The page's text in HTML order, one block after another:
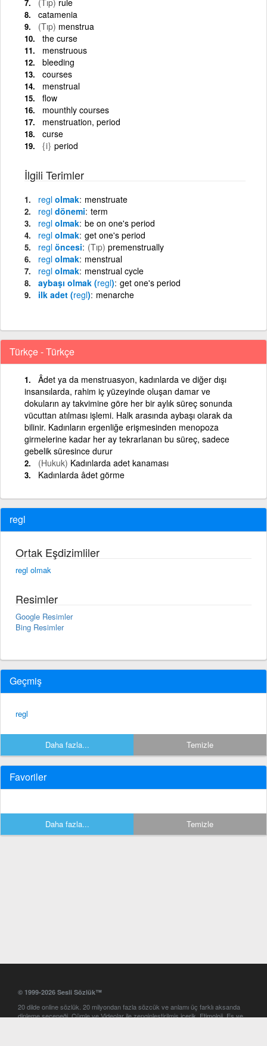
catamenia
(Tıp) menstrua
the curse
menstruous
bleeding
courses
menstrual
flow
mounthly courses
menstruation, period
curse
{i} period
İlgili Terimler
regl olmak menstruate
regl dönemi term
regl olmak be on one's period
regl olmak get one's period
regl öncesi (Tıp) premenstrually
regl olmak menstrual
regl olmak menstrual cycle
aybaşı olmak (regl) get one's period
ilk adet (regl) menarche
Türkçe - Türkçe
Âdet ya da menstruasyon, kadınlarda ve diğer dışı
insansılarda, rahim iç yüzeyinde oluşan damar ve
dokuların ay takvimine göre her bir aylık süreç sonunda
vücuttan atılması işlemi. Halk arasında aybaşı olarak da
bilinir. Kadınların ergenliğe erişmesinden menopoza
girmelerine kadar her ay tekrarlanan bu süreç, sadece
gebelik süresince durur
(Hukuk) Kadınlarda adet kanaması
Kadınlarda âdet görme
regl
Ortak Eşdizimliler
regl olmak
Resimler
Google Resimler
Bing Resimler
Geçmiş
regl
Daha fazla... Temizle
Favoriler
Daha fazla... Temizle
© 1999-2026 Sesli Sözlük™
20 dilde online sözlük. 20 milyondan fazla sözcük ve anlamı üç farklı aksanda
dinleme seçeneği. Cümle ve Videolar ile zenginleştirilmiş içerik. Etimoloji, Eş ve